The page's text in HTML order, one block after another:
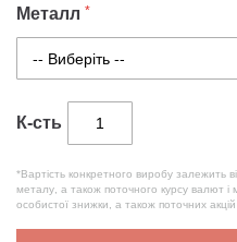
Металл
К-сть
*Вартість конкретного виробу залежить
металу, а також поточного курсу валют і
особистої знижки, а також поточних